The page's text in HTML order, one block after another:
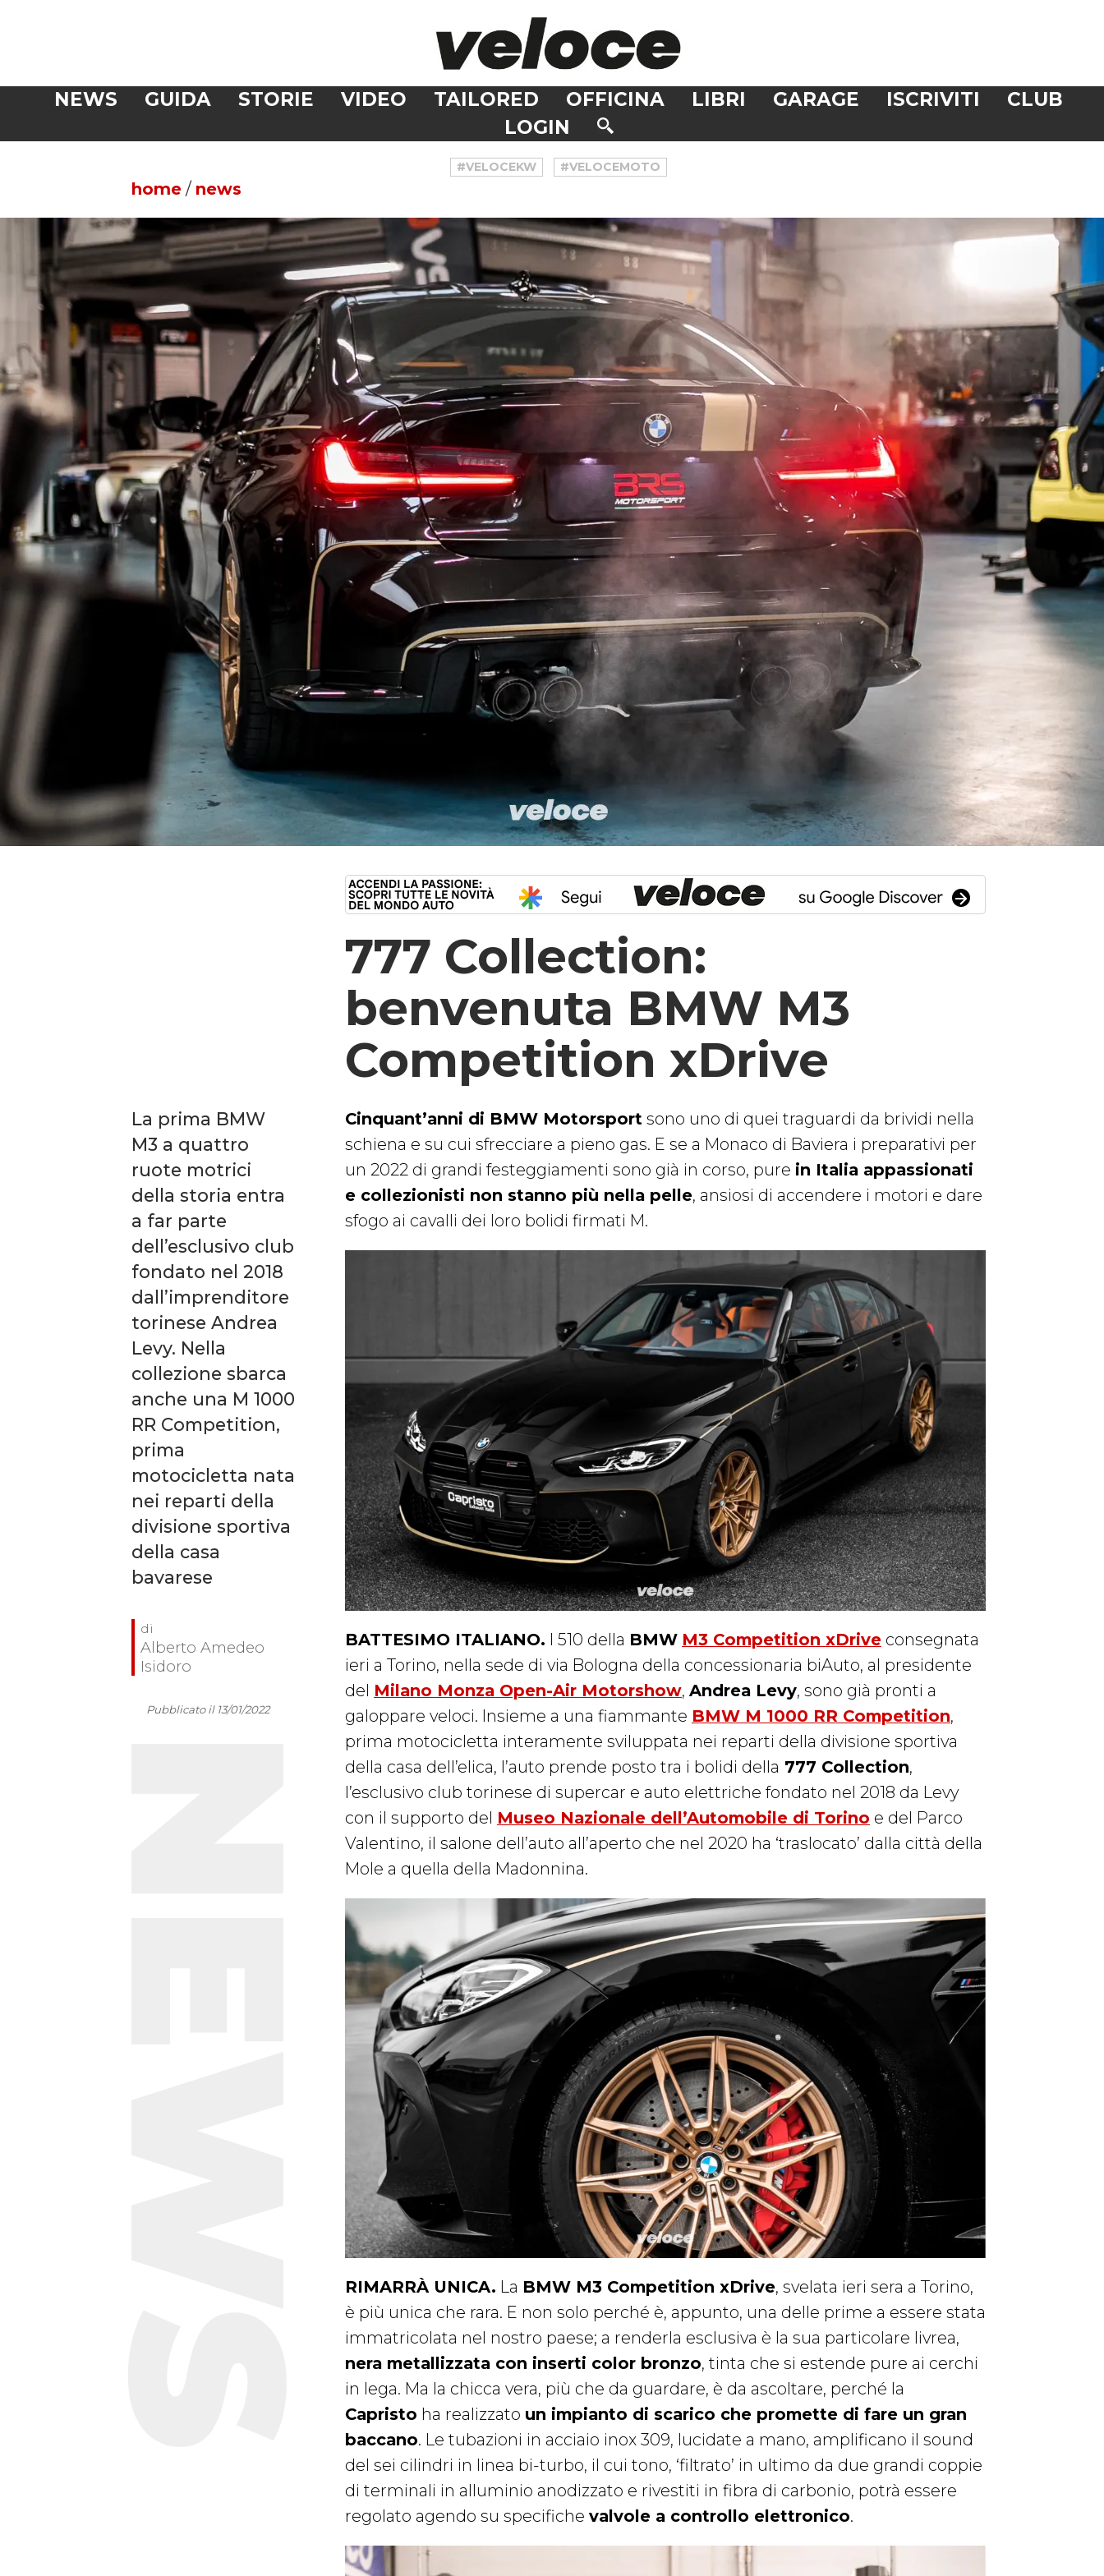
NEWS GUIDA STORIE VIDEO TAILORED OFFICINA LIBRI GARAGE ISCRIVITI
CLUB
LOGIN
#VELOCEKW #VELOCEMOTO
home / news
777 Collection:
benvenuta BMW M3
Competition xDrive
La prima BMW
M3 a quattro
ruote motrici
della storia entra
a far parte
dell’esclusivo club
fondato nel 2018
dall’imprenditore
torinese Andrea
Levy. Nella
collezione sbarca
anche una M 1000
RR Competition,
prima
motocicletta nata
nei reparti della
divisione sportiva
della casa
bavarese
Alberto Amedeo
Isidoro
Pubblicato il 13/01/2022
Cinquant’anni di BMW Motorsport sono uno di quei traguardi da brividi nella
schiena e su cui sfrecciare a pieno gas. E se a Monaco di Baviera i preparativi per
un 2022 di grandi festeggiamenti sono già in corso, pure in Italia appassionati
e collezionisti non stanno più nella pelle, ansiosi di accendere i motori e dare
sfogo ai cavalli dei loro bolidi firmati M.
BATTESIMO ITALIANO. I 510 della BMW M3 Competition xDrive consegnata
ieri a Torino, nella sede di via Bologna della concessionaria biAuto, al presidente
del Milano Monza Open-Air Motorshow, Andrea Levy, sono già pronti a
galoppare veloci. Insieme a una fiammante BMW M 1000 RR Competition,
prima motocicletta interamente sviluppata nei reparti della divisione sportiva
della casa dell’elica, l’auto prende posto tra i bolidi della 777 Collection,
l’esclusivo club torinese di supercar e auto elettriche fondato nel 2018 da Levy
con il supporto del Museo Nazionale dell’Automobile di Torino e del Parco
Valentino, il salone dell’auto all’aperto che nel 2020 ha ‘traslocato’ dalla città della
Mole a quella della Madonnina.
RIMARRÀ UNICA. La BMW M3 Competition xDrive, svelata ieri sera a Torino,
è più unica che rara. E non solo perché è, appunto, una delle prime a essere stata
immatricolata nel nostro paese; a renderla esclusiva è la sua particolare livrea,
nera metallizzata con inserti color bronzo, tinta che si estende pure ai cerchi
in lega. Ma la chicca vera, più che da guardare, è da ascoltare, perché la
Capristo ha realizzato un impianto di scarico che promette di fare un gran
baccano. Le tubazioni in acciaio inox 309, lucidate a mano, amplificano il sound
del sei cilindri in linea bi-turbo, il cui tono, ‘filtrato’ in ultimo da due grandi coppie
di terminali in alluminio anodizzato e rivestiti in fibra di carbonio, potrà essere
regolato agendo su specifiche valvole a controllo elettronico.